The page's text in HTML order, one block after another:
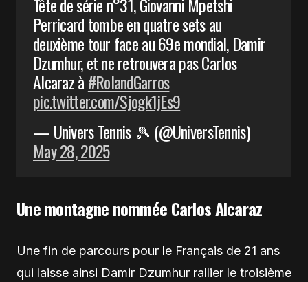
Tête de série n°31, Giovanni Mpetshi
Perricard tombe en quatre sets au
deuxième tour face au 69e mondial, Damir
Dzumhur, et ne retrouvera pas Carlos
Alcaraz à#RolandGarros
pic.twitter.com/Sjogk1jEs9
— Univers Tennis 🎾 (@UniversTennis)
May 28, 2025
Une montagne nommée Carlos Alcaraz
Une fin de parcours pour le Français de 21 ans
qui laisse ainsi Damir Dzumhur rallier le troisième